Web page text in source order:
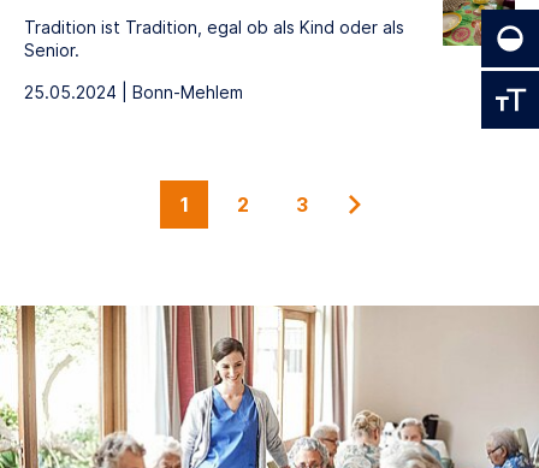
Tradition ist Tradition, egal ob als Kind oder als
Senior.
25.05.2024 | Bonn-Mehlem
1 2 3